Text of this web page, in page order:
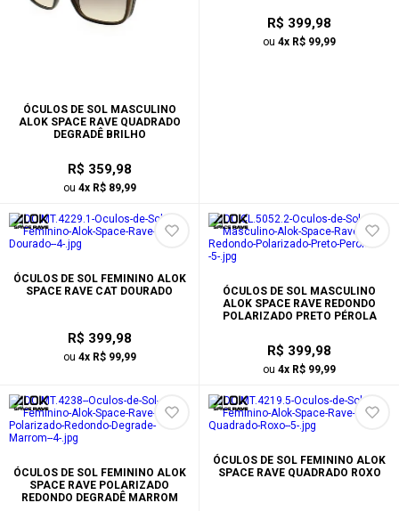
ÓCULOS DE SOL MASCULINO
ALOK SPACE RAVE QUADRADO
DEGRADÊ BRILHO
R$ 359,98
ou 4x R$ 89,99
R$ 399,98
ou 4x R$ 99,99
ÓCULOS DE SOL FEMININO ALOK
SPACE RAVE CAT DOURADO
R$ 399,98
ou 4x R$ 99,99
ÓCULOS DE SOL MASCULINO
ALOK SPACE RAVE REDONDO
POLARIZADO PRETO PÉROLA
R$ 399,98
ou 4x R$ 99,99
ÓCULOS DE SOL FEMININO ALOK
SPACE RAVE POLARIZADO
REDONDO DEGRADÊ MARROM
ÓCULOS DE SOL FEMININO ALOK
SPACE RAVE QUADRADO ROXO